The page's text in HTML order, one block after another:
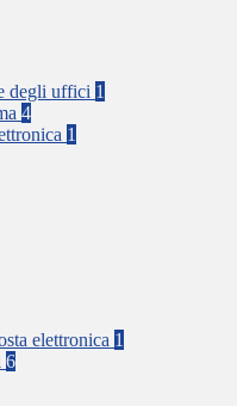
degli uffici 1
4
1
elettronica 1
6